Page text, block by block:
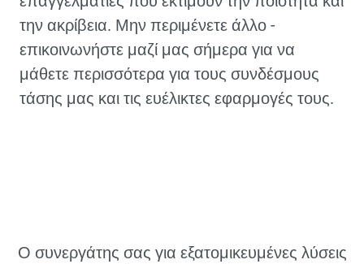
την ακρίβεια. Μην περιμένετε άλλο -
επικοινωνήστε μαζί μας σήμερα για να
μάθετε περισσότερα για τους συνδέσμους
τάσης μας και τις ευέλικτες εφαρμογές τους.
Ο συνεργάτης σας για εξατομικευμένες λύσεις